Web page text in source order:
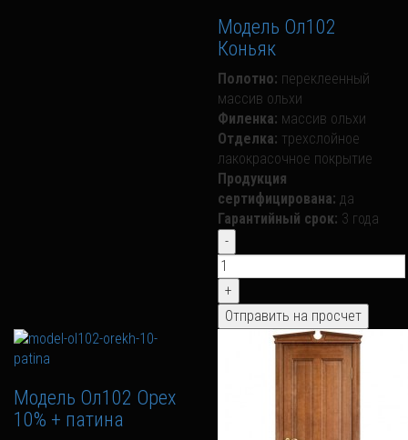
Модель Ол102
Коньяк
Полотно: переклеенный
массив ольхи
Филенка: массив ольхи
Отделка: трехслойное
лакокрасочное покрытие
Продукция
сертифицирована: да
Гарантийный срок: 3 года
Модель Ол102 Орех
10% + патина